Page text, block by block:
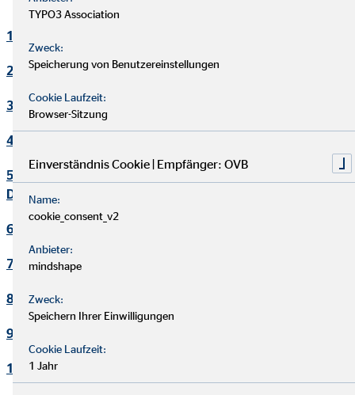
1. Verantwortlicher
2. Kontakt Datenschutzbeauftragter
3. Maßgebliche Rechtsgrundlagen
4. Sicherheitsmaßnahmen
5. Übermittlung und Offenbarung von personenbezogenen
Daten
6. Datenverarbeitung in Drittländern
7. Einsatz von Cookies
8. Kontaktaufnahme
9. Bereitstellung des Onlineangebotes und Webhosting
10. Bewerbungsverfahren
TYPO3 Association
Zweck:
Speicherung von Benutzereinstellungen
Cookie Laufzeit:
Browser-Sitzung
Einverständnis Cookie | Empfänger: OVB
Name:
cookie_consent_v2
Anbieter:
mindshape
Zweck:
Speichern Ihrer Einwilligungen
Cookie Laufzeit:
1 Jahr